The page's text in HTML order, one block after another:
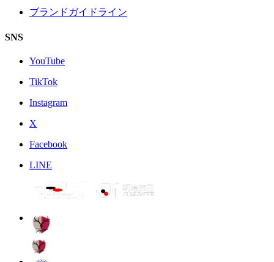
ブランドガイドライン
SNS
YouTube
TikTok
Instagram
X
Facebook
LINE